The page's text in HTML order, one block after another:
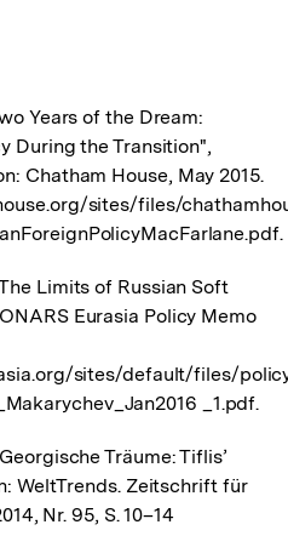
Years of the Dream:
During the Transition",
Chatham House, May 2015.
sites/files/
Limits of Russian Soft
Eurasia Policy Memo
sites/default/files/
_1.pdf.
Träume: Tiflis’
WeltTrends. Zeitschrift für
Nr. 95, S. 10–14